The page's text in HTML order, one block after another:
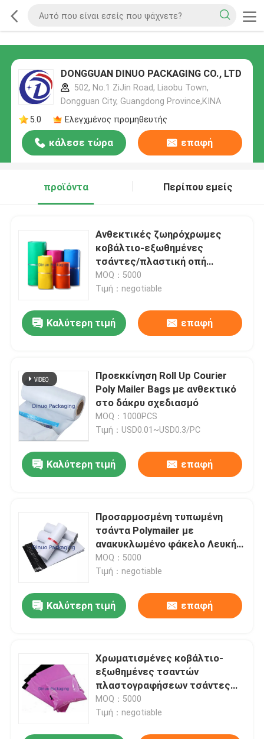
DONGGUAN DINUO PACKAGING CO., LTD
502, No.1 ZiJin Road, Liaobu Town,
Dongguan City, Guangdong Province,ΚΙΝΑ
5.0
Ελεγχμένος προμηθευτής
κάλεσε τώρα επαφή
προϊόντα Περίπου εμείς
Ανθεκτικές ζωηρόχρωμες
κοβάλτιο-εξωθημένες
τσάντες/πλαστική οπή
τσαντών ταχυδρομικών τελών
ανθεκτικές
MOQ：5000
Τιμή：negotiable
Καλύτερη τιμή επαφή
Προεκκίνηση Roll Up Courier
Poly Mailer Bags με ανθεκτικό
στο δάκρυ σχεδιασμό
MOQ：1000PCS
Τιμή：USD0.01~USD0.3/PC
Καλύτερη τιμή επαφή
Προσαρμοσμένη τυπωμένη
τσάντα Polymailer με
ανακυκλωμένο φάκελο Λευκή
Μαύρη για ταχεία αποστολή με
ταχυμεταφορές
MOQ：5000
Τιμή：negotiable
Καλύτερη τιμή επαφή
Χρωματισμένες κοβάλτιο-
εξωθημένες τσαντών
πλαστογραφήσεων τσάντες
συσκευασίας αγγελιαφόρων
απόδειξης εμφανείς
MOQ：5000
Τιμή：negotiable